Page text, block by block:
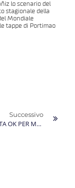
lo scenario del
stagionale della
Mondiale
tappe di Portimao
Successivo
TEST IN PISTA OK PER MARCO GAGGI ANCHE AL CIRCUIT DE BARCELONA-CATALUNYA